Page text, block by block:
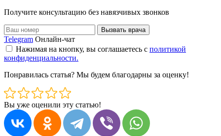
Получите консультацию без навязчивых звонков
Вызвать врача
Telegram Онлайн-чат
Нажимая на кнопку, вы соглашаетесь с политикой
конфиденциальности.
Понравилась статья? Мы будем благодарны за оценку!
Вы уже оценили эту статью!